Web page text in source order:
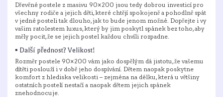
Dřevěné postele z masivu 90×200 jsou tedy dobrou investicí pro
všechny rodiče a jejich děti, které chtějí spokojeně a pohodlně spát
v jedné posteli tak dlouho, jak to bude jenom možné. Dopřejte i vy
vašim ratolestem luxus, který by jim poskytl spánek bez toho, aby
měly pocit, že se jejich postel každou chvíli rozpadne.
▪ Další přednost? Velikost!
Rozměr postele 90×200 vám jako dospělým dá jistotu, že vašemu
dítěti poslouží i v době jeho dospívání. Dětem naopak poskytne
komfort z hlediska velikosti – zejména na délku, která u většiny
ostatních postelí nestačí a naopak dětem jejich spánek
znehodnocuje.